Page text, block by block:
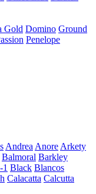
Gold Domino Ground
Penelope
Andrea Anore Arkety
Balmoral Barkley
Black Blancos
Calacatta Calcutta